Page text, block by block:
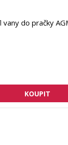
vany do pračky